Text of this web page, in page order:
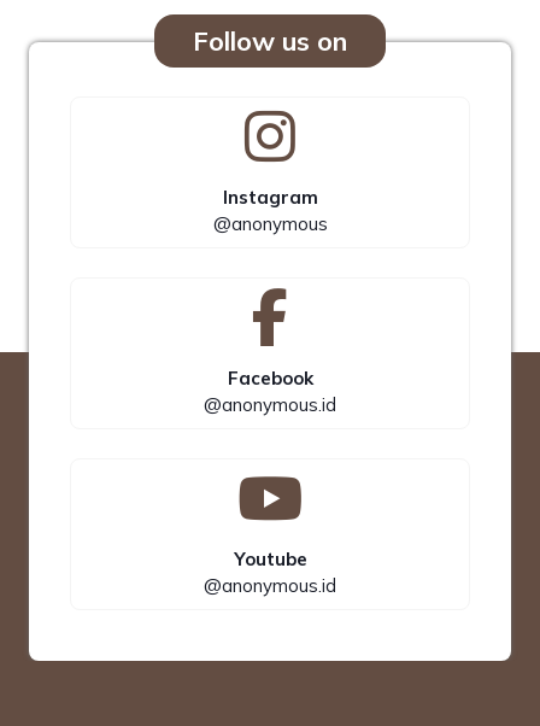
Follow us on
Instagram
@anonymous
Facebook
@anonymous.id
Youtube
@anonymous.id